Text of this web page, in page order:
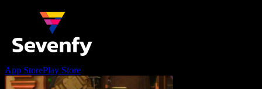
App StorePlay Store